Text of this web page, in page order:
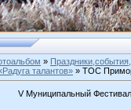
»
талантов» » ТОС
V Муниципальный